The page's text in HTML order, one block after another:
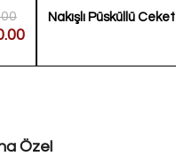
Nakışlı Püsküllü Ceket
Özel